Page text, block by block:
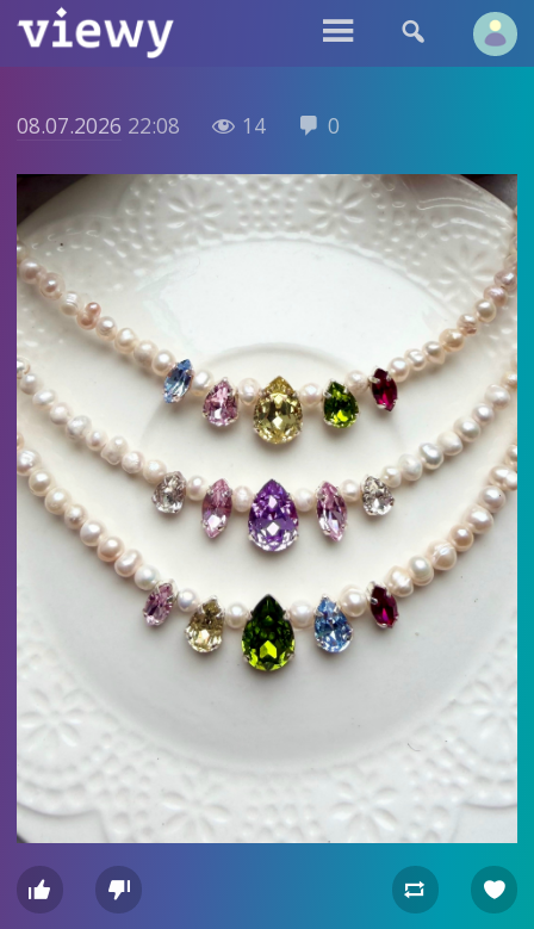
 
08.07.2026 22:08  14  0
   